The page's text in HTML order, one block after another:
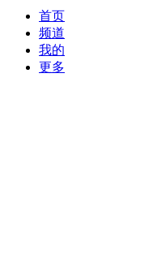
首页
频道
我的
更多